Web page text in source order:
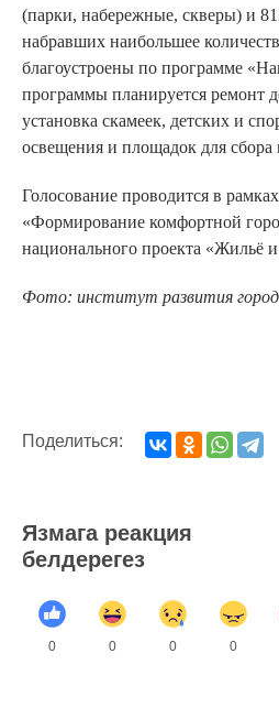
(парки, набережные, скверы) и
набравших наибольшее
благоустроены по программе
программы планируется ремонт
установка скамеек, детских и
освещения и площадок для сбора
Голосование проводится в
«Формирование комфортной
национального проекта «Жильё и
Фото: институт развития
Поделиться:
Язмага реакция
белдерегез
0 0 0 0